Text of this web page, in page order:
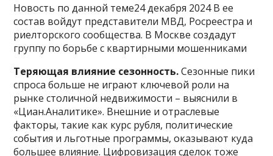
Новость по данной теме24 декабря 2024 В ее
состав войдут представители МВД, Росреестра и
риелторского сообщества. В Москве создадут
группу по борьбе с квартирными мошенниками
Теряющая влияние сезонность.Сезонные пики
спроса больше не играют ключевой роли на
рынке столичной недвижимости – выяснили в
«Циан.Аналитике». Внешние и отраслевые
факторы, такие как курс рубля, политические
события и льготные программы, оказывают куда
большее влияние. Цифровизация сделок тоже